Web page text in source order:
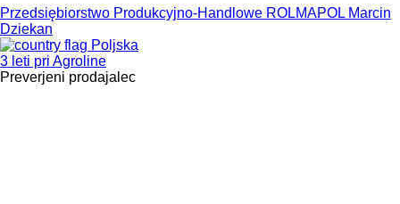
Przedsiębiorstwo Produkcyjno-Handlowe ROLMAPOL Marcin
Dziekan
Poljska
3 leti pri Agroline
Preverjeni prodajalec